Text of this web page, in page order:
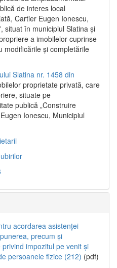
de interes local
Cartier Eugen Ionescu,
situat în municipiul Slatina şi
a imobilelor cuprinse
modificările şi completările
Slatina nr. 1458 din
proprietate privată, care
situate pe
publică „Construire
Ionescu, Municipiul
acordarea asistenței
precum și
impozitul pe venit și
persoanele fizice (212) (pdf)